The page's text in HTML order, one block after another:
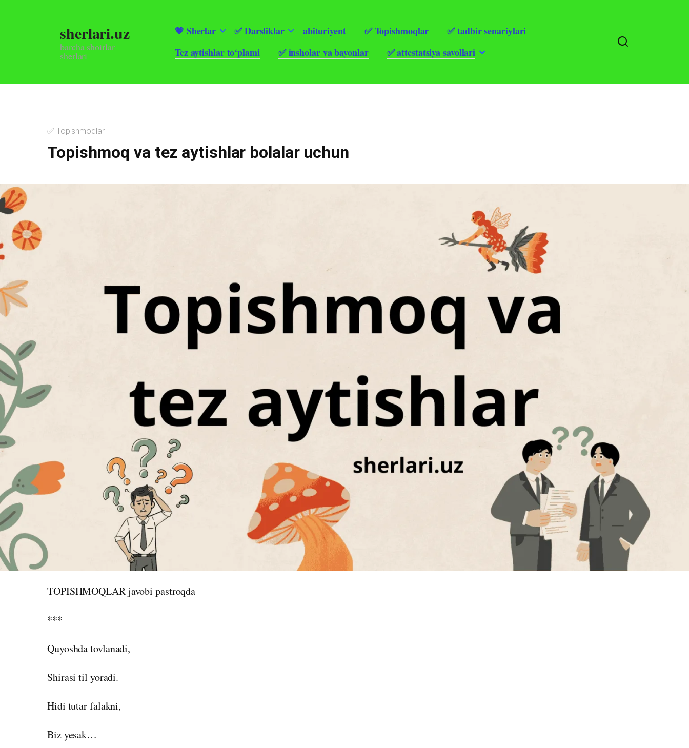
sherlari.uz
barcha shoirlar
sherlari
💗 Sherlar ✅ Darsliklar abituriyent ✅ Topishmoqlar
✅ tadbir senariylari
Tez aytishlar to‘plami
✅ insholar va bayonlar ✅ attestatsiya savollari
✅ Topishmoqlar
Topishmoq va tez aytishlar bolalar uchun
TOPISHMOQLARjavobi pastroqda
***
Quyoshda tovlanadi,
Shirasi til yoradi.
Hidi tutar falakni,
Biz yesak…